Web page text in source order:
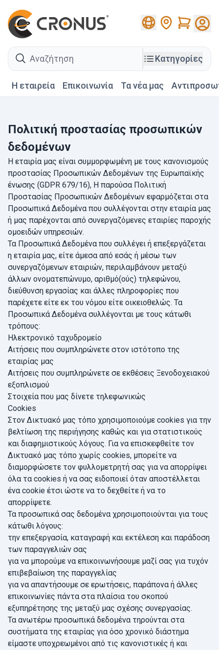
Cart
search
Κατηγορίες
Η εταιρεία Επικοινωνία Τα νέα μας
Πολιτική προστασίας προσωπικών
δεδομένων
Η εταιρία μας είναι συμμορφωμένη με τους κανονισμούς
προστασίας Προσωπικών Δεδομένων της Ευρωπαϊκής
ένωσης (GDPR 679/16), Η παρούσα Πολιτική
Προστασίας Προσωπικών Δεδομένων εφαρμόζεται στα
Προσωπικά Δεδομένα που συλλέγονται στην εταιρία μας
ή μας παρέχονται από συνεργαζόμενες εταιρίες παροχής
ομοειδών υπηρεσιών.
Τα Προσωπικά Δεδομένα που συλλέγει ή επεξεργάζεται
η εταιρία μας, είτε άμεσα από εσάς ή μέσω των
συνεργαζόμενων εταιριών, περιλαμβάνουν μεταξύ
άλλων ονοματεπώνυμο, αριθμό(ούς) τηλεφώνου,
διεύθυνση εργασίας και άλλες πληροφορίες που
παρέχετε είτε εκ του νόμου είτε οικειοθελώς. Τα
Προσωπικά Δεδομένα συλλέγονται με τους κάτωθι
τρόπους:
Ηλεκτρονικό ταχυδρομείο
Αιτήσεις που συμπληρώνετε στον ιστότοπο της
εταιρίας μας
Αιτήσεις που συμπληρώνετε σε εκθέσεις Ξενοδοχειακού
εξοπλισμού
Στοιχεία που μας δίνετε τηλεφωνικώς
Cookies
Στον Δικτυακό μας τόπο χρησιμοποιούμε cookies για την
βελτίωση της περιήγησης καθώς και για στατιστικούς
και διαφημιστικούς λόγους. Για να επισκεφθείτε τον
Δικτυακό μας τόπο χωρίς cookies, μπορείτε να
διαμορφώσετε τον φυλλομετρητή σας για να απορρίψει
όλα τα cookies ή να σας ειδοποιεί όταν αποστέλλεται
ένα cookie έτσι ώστε να το δεχθείτε ή να το
απορρίψετε.
Τα προσωπικά σας δεδομένα χρησιμοποιούνται για τους
κάτωθι λόγους:
την επεξεργασία, καταγραφή και εκτέλεση και παράδοση
των παραγγελιών σας
για να μπορούμε να επικοινωνήσουμε μαζί σας για τυχόν
επιβεβαίωση της παραγγελίας
για να απαντήσουμε σε ερωτήσεις, παράπονα ή άλλες
επικοινωνίες πάντα στα πλαίσια του σκοπού
εξυπηρέτησης της μεταξύ μας σχέσης συνεργασίας.
Τα ανωτέρω προσωπικά δεδομένα τηρούνται στα
συστήματα της εταιρίας για όσο χρονικό διάστημα
είμαστε υποχρεωμένοι από τις κανονιστικές ή και